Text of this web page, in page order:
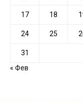
17 18
24 25
31
« Фев